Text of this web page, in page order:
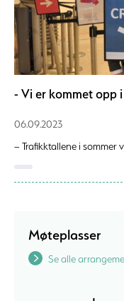
- Vi er kommet opp
06.09.2023
– Trafikktallene i sommer
Møteplasser
Se alle